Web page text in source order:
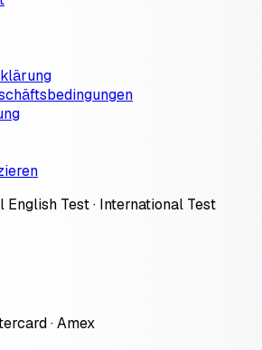
Test · International Test
· Amex